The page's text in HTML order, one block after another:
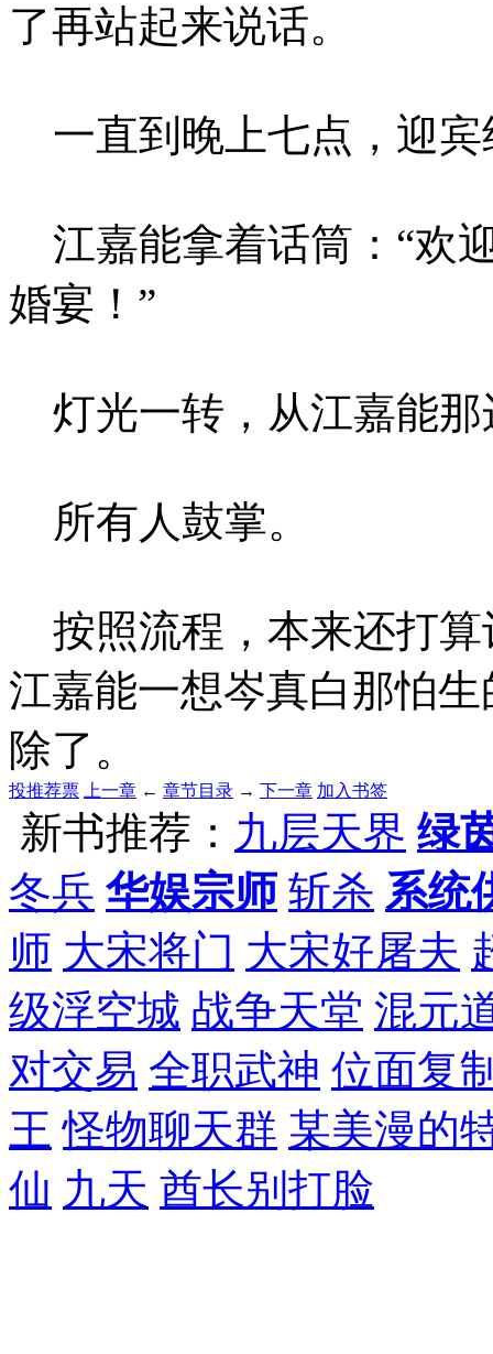
了再站起来说话。
一直到晚上七点，迎宾
江嘉能拿着话筒：“欢
婚宴！”
灯光一转，从江嘉能那
所有人鼓掌。
按照流程，本来还打算
江嘉能一想岑真白那怕
除了。
投推荐票 上一章 ← 章节目录 → 下一章 加入书签
新书推荐： 九层天界 绿
冬兵 华娱宗师 斩杀 系统
师 大宋将门 大宋好屠夫
级浮空城 战争天堂 混元
对交易 全职武神 位面复
王 怪物聊天群 某美漫的
仙 九天 酋长别打脸